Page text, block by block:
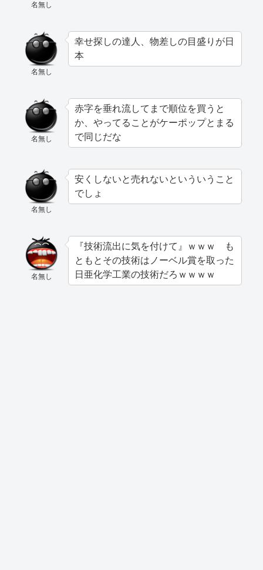
名無し
名無し
幸せ探しの達人、物差しの目盛りが日
本
名無し
赤字を垂れ流してまで順位を買うと
か、やってることがケーポップとまる
で同じだな
名無し
安くしないと売れないといういうこと
でしょ
名無し
『技術流出に気を付けて』ｗｗｗ も
ともとその技術はノーベル賞を取った
日亜化学工業の技術だろｗｗｗｗ